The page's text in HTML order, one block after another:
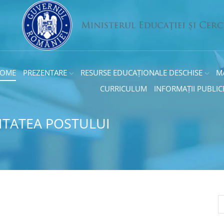
PREZENTARE RESURSE EDUCAȚIONALE DESCHISE
CURRICULUM
INFORMAȚII
POSTULUI